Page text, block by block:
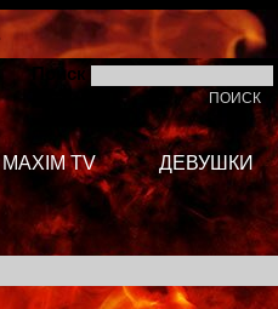
Поиск
MAXIM TV ДЕВУШКИ